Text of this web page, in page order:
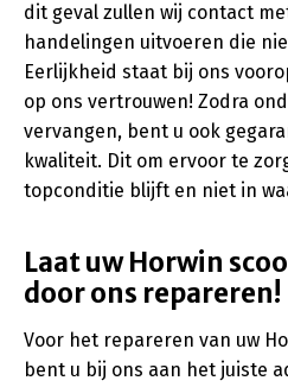
dit geval zullen wij contact
handelingen uitvoeren die
Eerlijkheid staat bij ons
op ons vertrouwen! Zodra
vervangen, bent u ook
kwaliteit. Dit om ervoor te
topconditie blijft en niet in
Laat uw Horwin
door ons repareren!
Voor het repareren van uw
bent u bij ons aan het juiste